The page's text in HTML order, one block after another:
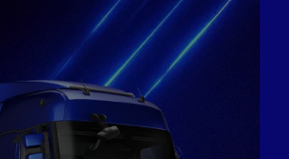
Renault Trucks E-Tech C
Edition Renault Trucks E-
Réduction des émissions de CO2
circulaire
garantie
Nos experts
achètent votre
camion d’occasion